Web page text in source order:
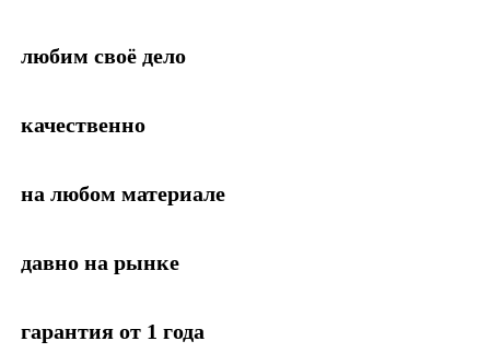
любим своё дело
качественно
на любом материале
давно на рынке
гарантия от 1 года